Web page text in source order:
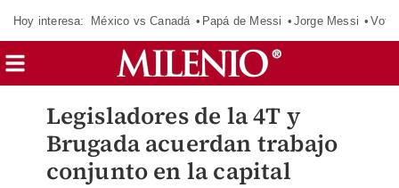
Hoy interesa: México vs Canadá Papá de Messi Jorge Messi
Legisladores de la 4T y
Brugada acuerdan trabajo
conjunto en la capital